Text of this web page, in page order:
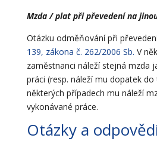
Mzda / plat při převedení na
Otázku odměňování při
139, zákona č. 262/2006 Sb. V
zaměstnanci náleží stejná mzda
práci (resp. náleží mu dopatek
některých případech mu náleží
vykonávané práce.
Otázky a